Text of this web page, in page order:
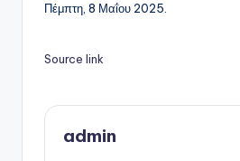
Πέμπτη, 8 Μαΐου 2025.
Source link
admin